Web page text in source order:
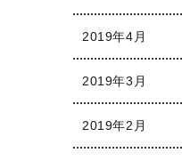
2019年4月
2019年3月
2019年2月